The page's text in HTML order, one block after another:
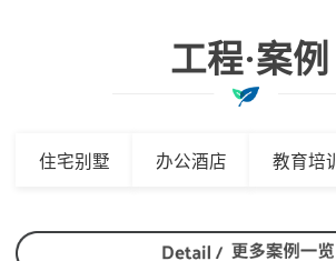
工程·案例
住宅别墅 办公酒店 教育培训